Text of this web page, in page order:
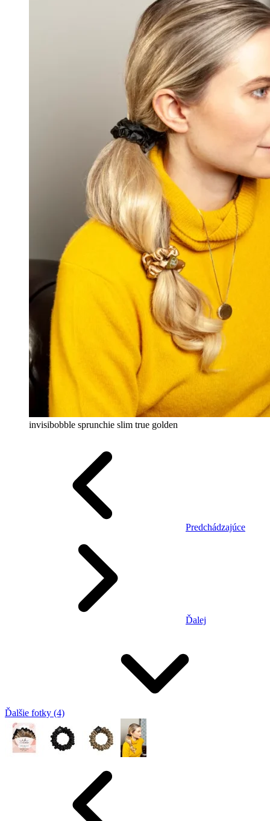
invisibobble sprunchie slim true golden
Predchádzajúce
Ďalej
Ďalšie fotky (4)